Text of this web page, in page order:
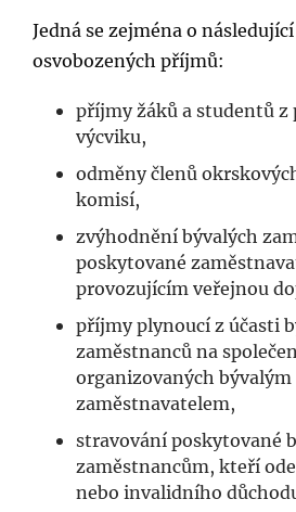
Jedná se zejména o
osvobozených příjmů:
příjmy žáků a studentů z
výcviku,
odměny členů
komisí,
zvýhodnění bývalých
poskytované
provozujícím veřejnou
příjmy plynoucí z účasti
zaměstnanců na
organizovaných bývalým
zaměstnavatelem,
stravování poskytované
zaměstnancům, kteří
nebo invalidního